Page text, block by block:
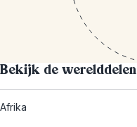
Bekijk de werelddelen
Afrika